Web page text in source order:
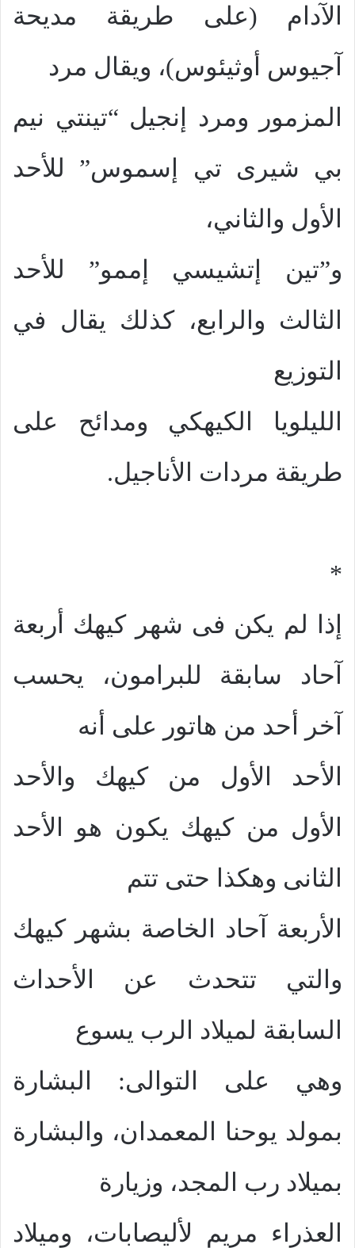
الآدام (على طريقة مديحة
آجيوس أوثيئوس)، ويقال مرد
المزمور ومرد إنجيل “تينتي نيم
بي شيرى تي إسموس” للأحد
الأول والثاني،
و”تين إتشيسي إممو” للأحد
الثالث والرابع، كذلك يقال في
التوزيع
الليلويا الكيهكي ومدائح على
طريقة مردات الأناجيل.
*
إذا لم يكن فى شهر كيهك أربعة
آحاد سابقة للبرامون، يحسب
آخر أحد من هاتور على أنه
الأحد الأول من كيهك والأحد
الأول من كيهك يكون هو الأحد
الثانى وهكذا حتى تتم
الأربعة آحاد الخاصة بشهر كيهك
والتي تتحدث عن الأحداث
السابقة لميلاد الرب يسوع
وهي على التوالى: البشارة
بمولد يوحنا المعمدان، والبشارة
بميلاد رب المجد، وزيارة
العذراء مريم لأليصابات، وميلاد